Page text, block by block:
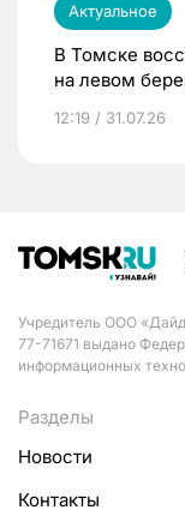
Актуальное
В Томске
на левом
12:19 / 31.07.26
Учредитель ООО
77-71671 выдано
информационных
Разделы
Новости
Контакты